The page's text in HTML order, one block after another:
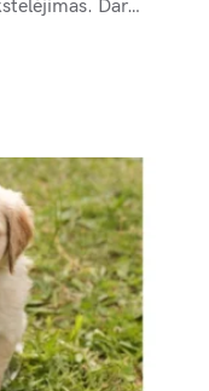
Dar…